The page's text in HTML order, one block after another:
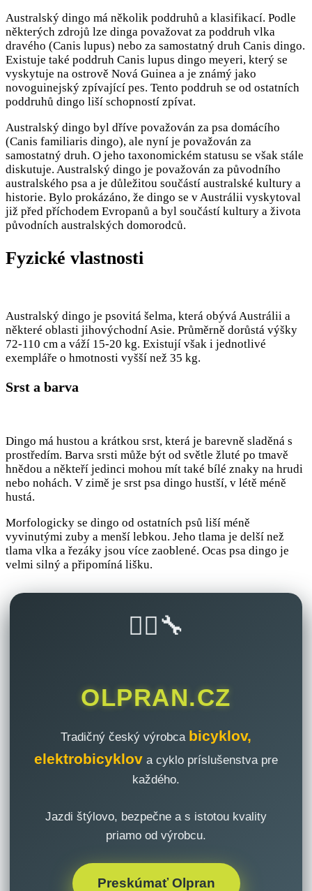
Australský dingo má několik poddruhů a klasifikací. Podle
některých zdrojů lze dinga považovat za poddruh vlka
dravého (Canis lupus) nebo za samostatný druh Canis dingo.
Existuje také poddruh Canis lupus dingo meyeri, který se
vyskytuje na ostrově Nová Guinea a je známý jako
novoguinejský zpívající pes. Tento poddruh se od ostatních
poddruhů dingo liší schopností zpívat.
Australský dingo byl dříve považován za psa domácího
(Canis familiaris dingo), ale nyní je považován za
samostatný druh. O jeho taxonomickém statusu se však stále
diskutuje. Australský dingo je považován za původního
australského psa a je důležitou součástí australské kultury a
historie. Bylo prokázáno, že dingo se v Austrálii vyskytoval
již před příchodem Evropanů a byl součástí kultury a života
původních australských domorodců.
Fyzické vlastnosti
Australský dingo je psovitá šelma, která obývá Austrálii a
některé oblasti jihovýchodní Asie. Průměrně dorůstá výšky
72-110 cm a váží 15-20 kg. Existují však i jednotlivé
exempláře o hmotnosti vyšší než 35 kg.
Srst a barva
Dingo má hustou a krátkou srst, která je barevně sladěná s
prostředím. Barva srsti může být od světle žluté po tmavě
hnědou a někteří jedinci mohou mít také bílé znaky na hrudi
nebo nohách. V zimě je srst psa dingo hustší, v létě méně
hustá.
Morfologicky se dingo od ostatních psů liší méně
vyvinutými zuby a menší lebkou. Jeho tlama je delší než
tlama vlka a řezáky jsou více zaoblené. Ocas psa dingo je
velmi silný a připomíná lišku.
🚴‍♂️🔧
OLPRAN.CZ
Tradičný český výrobca bicyklov,
elektrobicyklov a cyklo príslušenstva pre
každého.
Jazdi štýlovo, bezpečne a s istotou kvality
priamo od výrobcu.
Preskúmať Olpran